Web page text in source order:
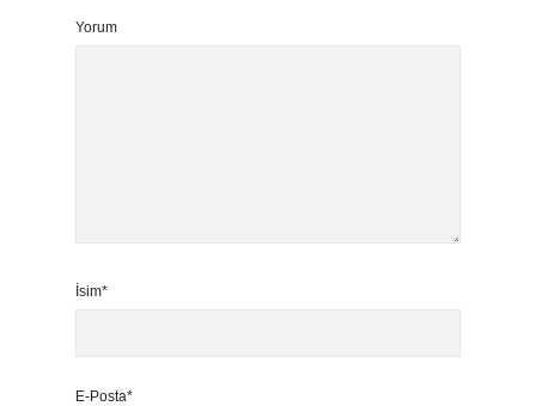
Yorum
İsim*
E-Posta*